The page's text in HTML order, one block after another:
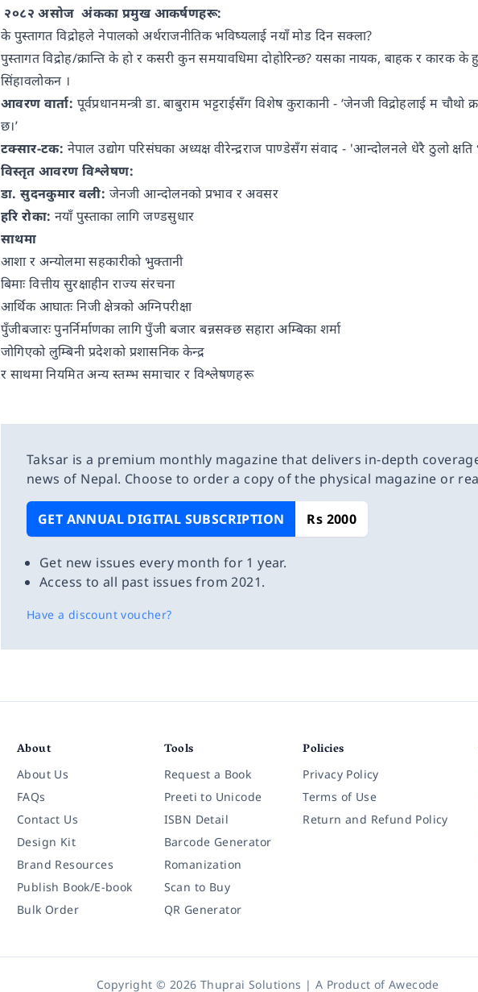
२०८२ असोज अंकका प्रमुख आकर्षणहरू:
के पुस्तागत विद्रोहले नेपालको अर्थराजनीतिक भविष्यलाई नयाँ मोड दिन सक्ला?
पुस्तागत विद्रोह/क्रान्ति के हो र कसरी कुन समयावधिमा दोहोरिन्छ? यसका नायक, बाहक र कारक के
सिंहावलोकन ।
आवरण वार्ता: पूर्वप्रधानमन्त्री डा. बाबुराम भट्टराईसँग विशेष कुराकानी - ‘जेनजी विद्रोहलाई म
छ।’
टक्सार-टक: नेपाल उद्योग परिसंघका अध्यक्ष वीरेन्द्रराज पाण्डेसँग संवाद - 'आन्दोलनले धेरै ठुलो
विस्तृत आवरण विश्लेषण:
डा. सुदनकुमार वली: जेनजी आन्दोलनको प्रभाव र अवसर
हरि रोका: नयाँ पुस्ताका लागि जण्डसुधार
साथमा
आशा र अन्योलमा सहकारीको भुक्तानी
बिमाः वित्तीय सुरक्षाहीन राज्य संरचना
आर्थिक आघातः निजी क्षेत्रको अग्निपरीक्षा
पुँजीबजारः पुनर्निर्माणका लागि पुँजी बजार बन्नसक्छ सहारा अम्बिका शर्मा
जोगिएको लुम्बिनी प्रदेशको प्रशासनिक केन्द्र
र साथमा नियमित अन्य स्तम्भ समाचार र विश्लेषणहरू
Taksar is a premium monthly magazine that delivers in-depth
news of Nepal. Choose to order a copy of the physical magazine or
GET ANNUAL DIGITAL SUBSCRIPTION Rs 2000
Get new issues every month for 1 year.
Access to all past issues from 2021.
Have a discount voucher?
About
About Us
FAQs
Contact Us
Design Kit
Brand Resources
Publish Book/E-book
Bulk Order
Tools
Request a Book
Preeti to Unicode
ISBN Detail
Barcode Generator
Romanization
Scan to Buy
QR Generator
Policies
Privacy Policy
Terms of Use
Return and Refund Policy
Copyright © 2026 Thuprai Solutions | A Product ofAwecode